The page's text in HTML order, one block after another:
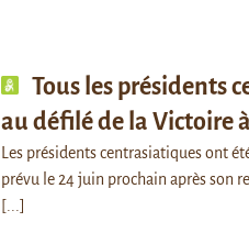
Tous les présidents
au défilé de la Victoire
Les présidents centrasiatiques ont
prévu le 24 juin prochain après son
[...]